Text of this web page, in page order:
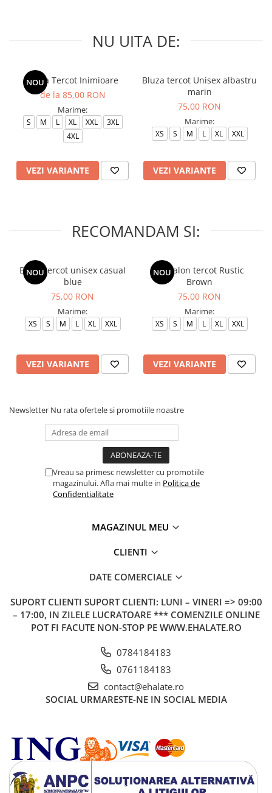
NU UITA DE:
NOU
Bluza Tercot Inimioare
de la 85,00 RON
Marime:
S M L XL XXL
3XL
4XL
VEZI VARIANTE
Bluza tercot Unisex albastru
marin
75,00 RON
Marime:
XS S M L XL XXL
VEZI VARIANTE
RECOMANDAM SI:
NOU
Bluza tercot unisex casual
blue
75,00 RON
Marime:
XS S M L XL XXL
VEZI VARIANTE
NOU
Pantalon tercot Rustic
Brown
75,00 RON
Marime:
XS S M L XL XXL
VEZI VARIANTE
Newsletter Nu rata ofertele si promotiile noastre
Vreau sa primesc newsletter cu promotiile
magazinului. Afla mai multe in Politica de
Confidentialitate
MAGAZINUL MEU
CLIENTI
DATE COMERCIALE
SUPORT CLIENTI SUPORT CLIENTI: LUNI – VINERI => 09:00
– 17:00, IN ZILELE LUCRATOARE *** COMENZILE ONLINE
POT FI FACUTE NON-STOP PE WWW.EHALATE.RO
0784184183
0761184183
contact@ehalate.ro
SOCIAL URMARESTE-NE IN SOCIAL MEDIA